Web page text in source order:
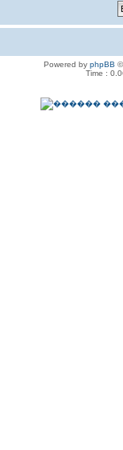
Powered by phpBB
Time :